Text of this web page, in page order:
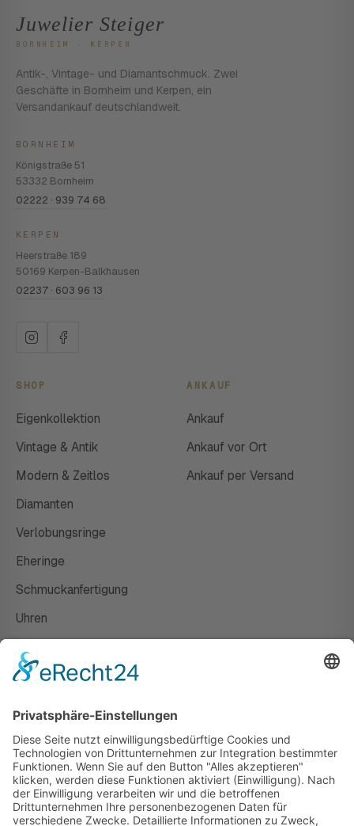
Juwelier Steiger
BORNHEIM · KERPEN
Antik-, Vintage- und Diamantschmuck. Zwei
Geschäfte in Bornheim und Kerpen, ein
Versandankauf deutschlandweit.
BORNHEIM
Königstraße 51
53332 Bornheim
02222 · 939 74 68
KERPEN
Heerstraße 189
50169 Kerpen-Balkhausen
02237 · 603 96 13
SHOP
Eigenkollektion
Vintage & Antik
Modern & Zeitlos
Diamanten
Verlobungsringe
Eheringe
Schmuckanfertigung
Uhren
ANKAUF
Ankauf
Ankauf vor Ort
Ankauf per Versand
Susanne Steiger
Geschäfte
Newsletter
Kontakt